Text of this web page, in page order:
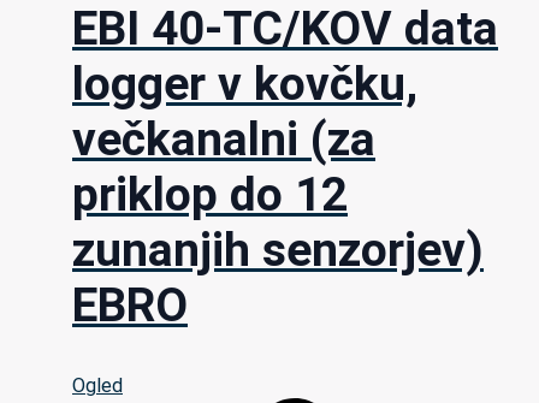
EBI 40-TC/KOV data
logger v kovčku,
večkanalni (za
priklop do 12
zunanjih senzorjev)
EBRO
Ogled